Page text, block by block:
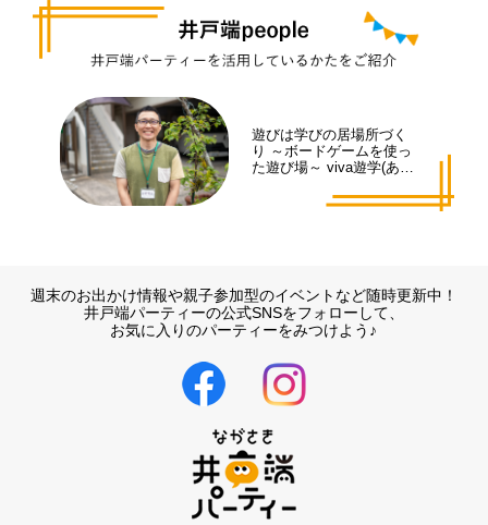
遊びは学びの居場所づく
り ～ボードゲームを使っ
た遊び場～ viva遊学(あそ
週末のお出かけ情報や親子参加型のイベントなど随時更新中！
井戸端パーティーの公式SNSをフォローして、
お気に入りのパーティーをみつけよう♪